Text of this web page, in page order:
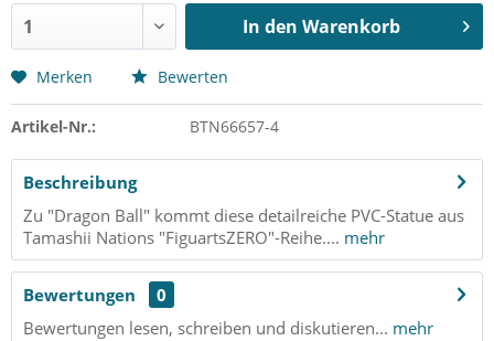
In den Warenkorb
Merken Bewerten
Artikel-Nr.: BTN66657-4
Beschreibung
Zu "Dragon Ball" kommt diese detailreiche PVC-Statue aus
Tamashii Nations "FiguartsZERO"-Reihe.... mehr
Bewertungen
0
Bewertungen lesen, schreiben und diskutieren... mehr